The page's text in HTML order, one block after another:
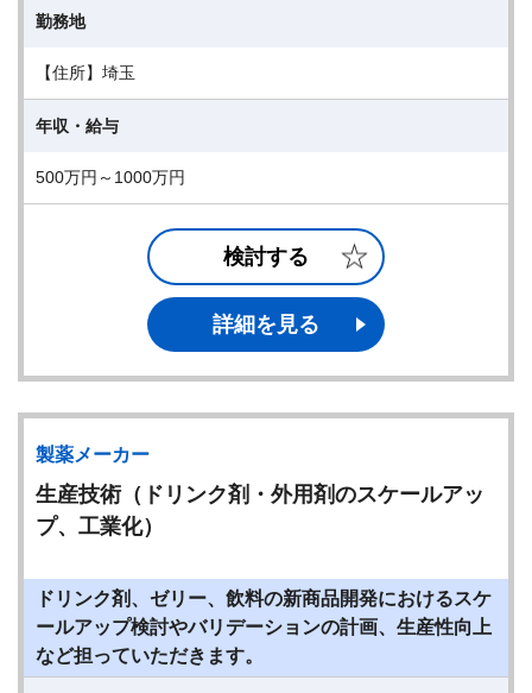
勤務地
【住所】埼玉
年収・給与
500万円～1000万円
検討する
詳細を見る
製薬メーカー
生産技術（ドリンク剤・外用剤のスケールアッ
プ、工業化）
ドリンク剤、ゼリー、飲料の新商品開発におけるスケ
ールアップ検討やバリデーションの計画、生産性向上
など担っていただきます。